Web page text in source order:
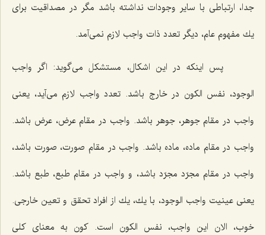
جدا، ارتباطى با سایر وجودات نداشته باشد مگر در مصداقیت براى
یك مفهوم عام، دیگر تعدد ذات واجب لازم نمى‌آمد.
پس اینكه در این اشكال، مستشكل مى‌گوید: اگر واجب
الوجود، نفس الكون در خارج باشد. تعدد واجب لازم مى‌آید، یعنى
واجب در مقام جوهر، جوهر باشد. واجب در مقام عرض، عرض باشد.
واجب در مقام ماده، ماده باشد. واجب در مقام صورت، صورت باشد،
واجب در مقام مجرّد مجرّد باشد، و واجب در مقام طبع، طبع باشد.
یعنى عینیت واجب الوجود، با یك، یك از افراد تحقق و تعین خارجى.
خوب، الان این واجب، نفس الكون است. كون به معناى كلى